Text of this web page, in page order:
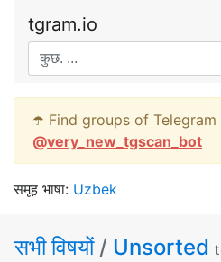
tgram.io
☂️ Find groups of Telegram
@very_new_tgscan_bot
समूह भाषा: Uzbek
सभी विषयों / Unsorted